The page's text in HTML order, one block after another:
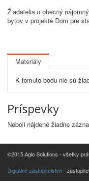
Žiadatelia o obecný
bytov v projekte Dom pre
Materiály
K tomuto bodu nie sú
Príspevky
Neboli nájdené žiadne
©2015 Aglo Solutions - všetky
Digitálne zastupiteľstvo-